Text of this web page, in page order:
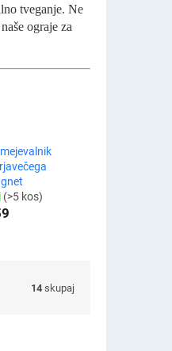
tveganje. Ne
ograje za
(>5 kos)
14 skupaj